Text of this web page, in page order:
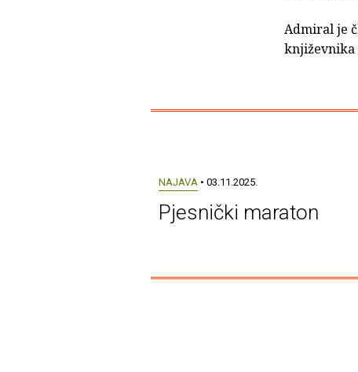
Admiral je
književnika
NAJAVA • 03.11.2025.
Pjesnički maraton